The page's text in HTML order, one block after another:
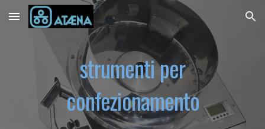
Skip to main content Skip to navigation
strumenti per
confezionamento